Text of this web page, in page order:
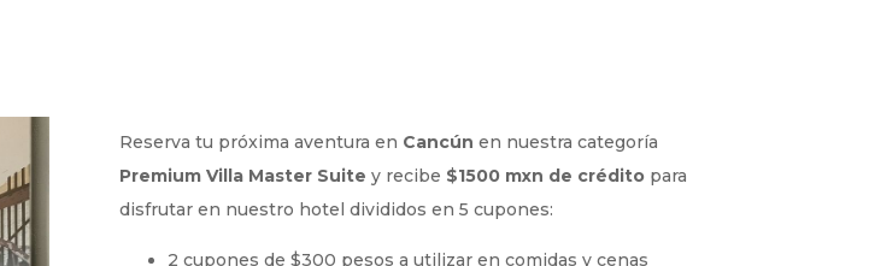
Reserva tu próxima aventura en Cancún en nuestra categoría
Premium Villa Master Suite y recibe $1500 mxn de crédito para
disfrutar en nuestro hotel divididos en 5 cupones:
2 cupones de $300 pesos a utilizar en comidas y cenas